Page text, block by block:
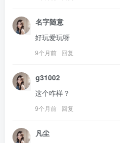
名字随意
好玩爱玩呀
9个月前 回复
g31002
这个咋样？
9个月前 回复
凡尘